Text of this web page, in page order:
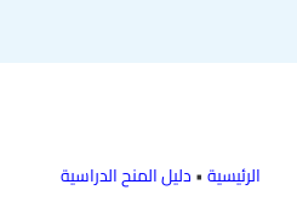
الرئيسية•دليل المنح الدراسية